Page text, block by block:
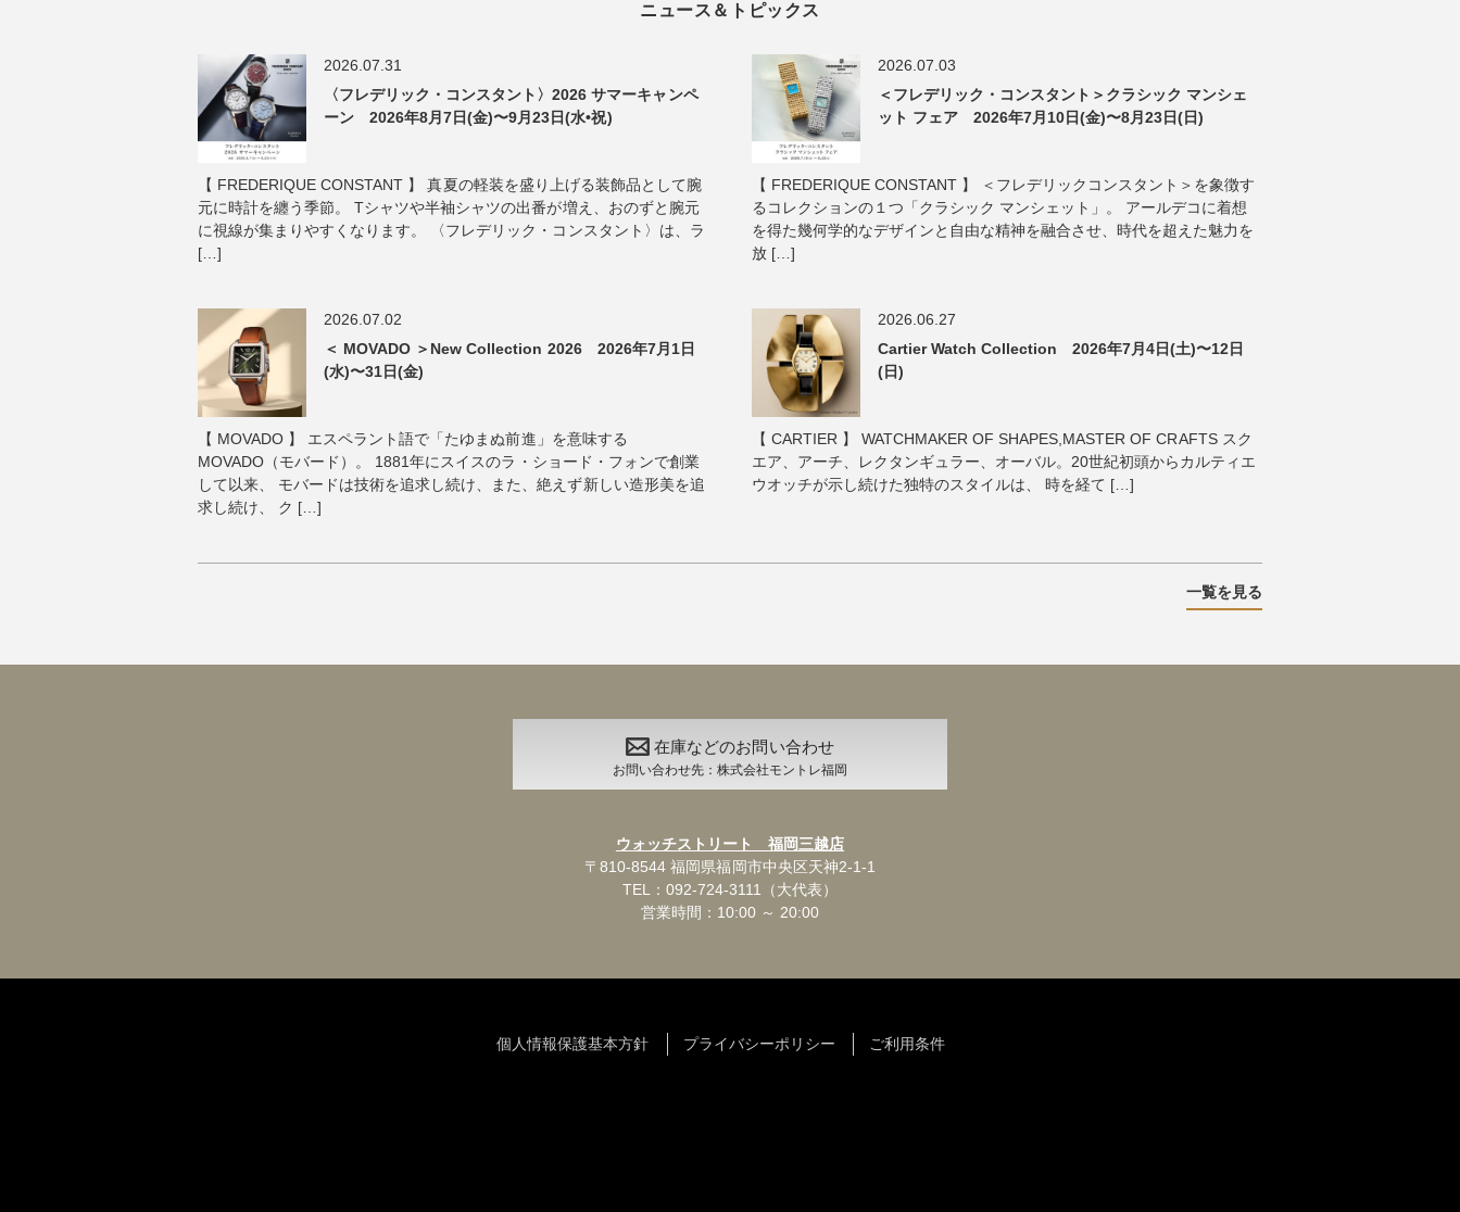
ニュース＆トピックス
2026.07.31
〈フレデリック・コンスタント〉2026 サマーキャンペ
ーン 2026年8月7日(金)〜9月23日(水•祝)
【 FREDERIQUE CONSTANT 】 真夏の軽装を盛り上げる装飾品として腕
元に時計を纏う季節。 Tシャツや半袖シャツの出番が増え、おのずと腕元
に視線が集まりやすくなります。 〈フレデリック・コンスタント〉は、ラ
[…]
2026.07.03
＜フレデリック・コンスタント＞クラシック マンシェ
ット フェア 2026年7月10日(金)〜8月23日(日)
【 FREDERIQUE CONSTANT 】 ＜フレデリックコンスタント＞を象徴す
るコレクションの１つ「クラシック マンシェット」。 アールデコに着想
を得た幾何学的なデザインと自由な精神を融合させ、時代を超えた魅力を
放 […]
2026.07.02
＜ MOVADO ＞New Collection 2026 2026年7月1日
(水)〜31日(金)
【 MOVADO 】 エスペラント語で「たゆまぬ前進」を意味する
MOVADO（モバード）。 1881年にスイスのラ・ショード・フォンで創業
して以来、 モバードは技術を追求し続け、また、絶えず新しい造形美を追
求し続け、 ク […]
2026.06.27
Cartier Watch Collection 2026年7月4日(土)〜12日
(日)
【 CARTIER 】 WATCHMAKER OF SHAPES,MASTER OF CRAFTS スク
エア、アーチ、レクタンギュラー、オーバル。20世紀初頭からカルティエ
ウオッチが示し続けた独特のスタイルは、 時を経て […]
一覧を見る
在庫などのお問い合わせ
お問い合わせ先：株式会社モントレ福岡
ウォッチストリート 福岡三越店
〒810-8544 福岡県福岡市中央区天神2-1-1
TEL：092-724-3111（大代表）
営業時間：10:00 ～ 20:00
個人情報保護基本方針 プライバシーポリシー ご利用条件